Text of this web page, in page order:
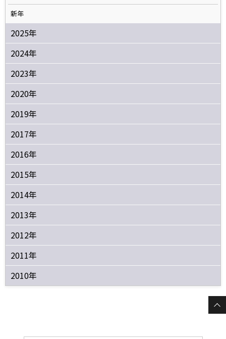
新年
2025年
2024年
2023年
2020年
2019年
2017年
2016年
2015年
2014年
2013年
2012年
2011年
2010年